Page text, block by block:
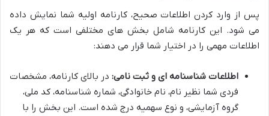
پس از وارد کردن اطلاعات صحیح، کارنامه اولیه شما نمایش داده
می شود. این کارنامه شامل بخش های مختلفی است که هر یک
اطلاعات مهمی را در اختیار شما قرار می دهند:
اطلاعات شناسنامه ای و ثبت نامی: در بالای کارنامه، مشخصات
فردی شما نظیر نام، نام خانوادگی، شماره شناسنامه، کد ملی،
گروه آزمایشی، و نوع سهمیه درج شده است. این بخش را با